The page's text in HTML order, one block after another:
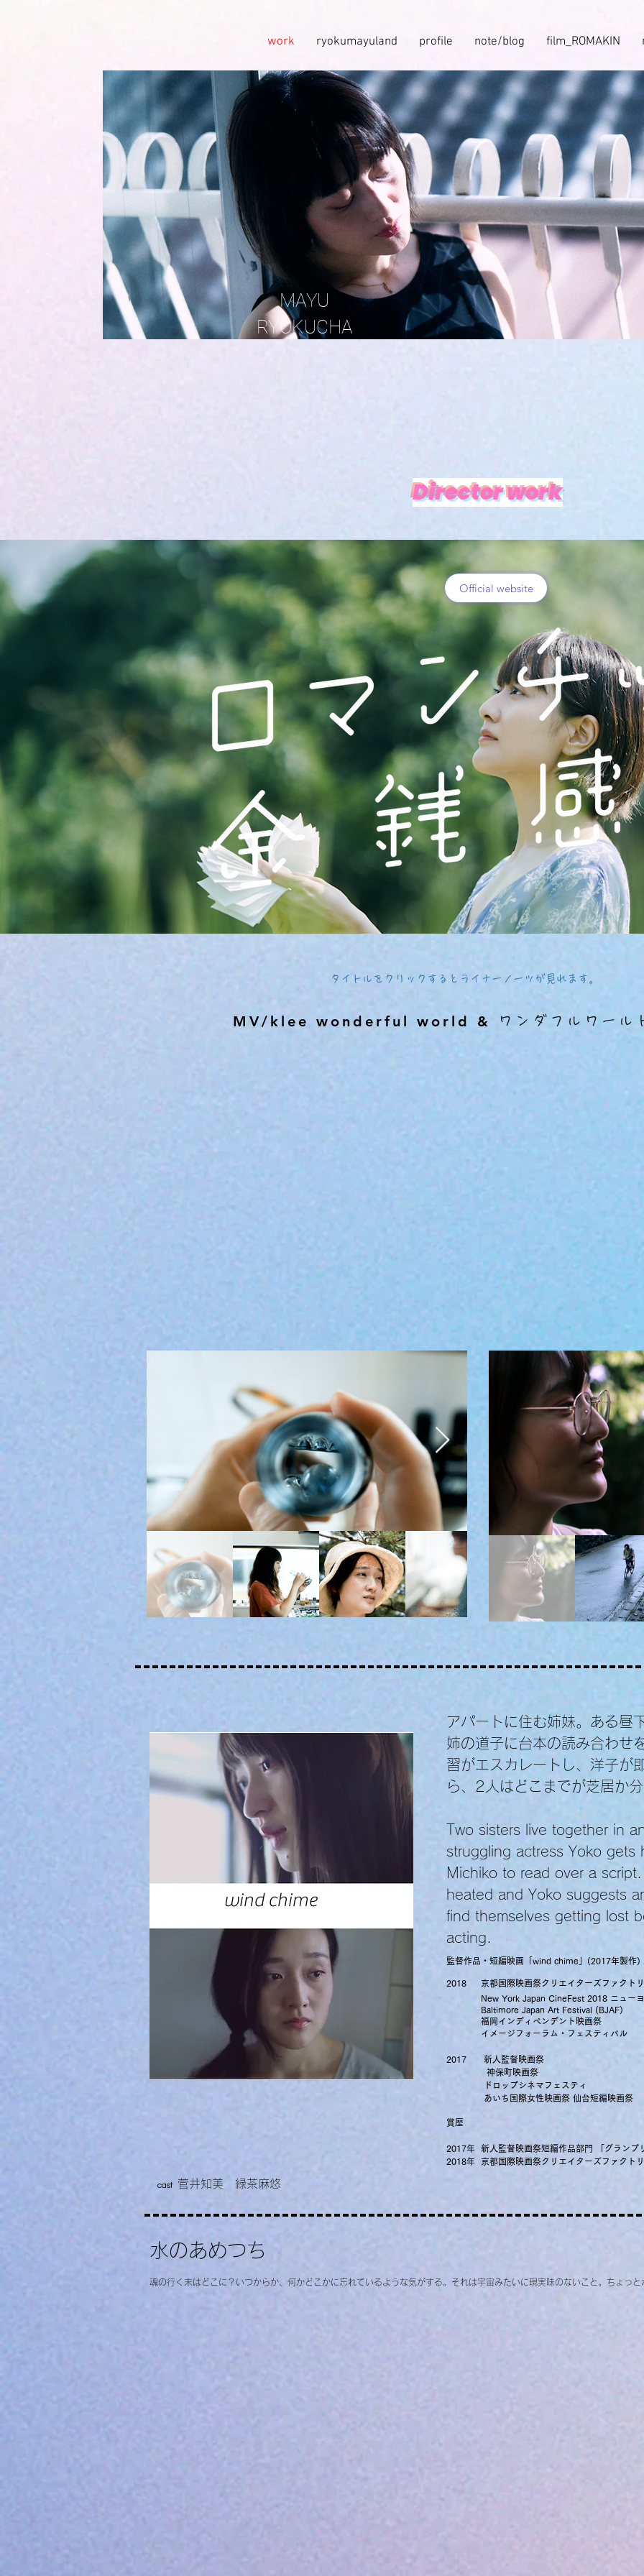
work ryokumayuland profile note/blog film_ROMAKIN
MAYU
​RYOKUCHA
Director work
Official website
タイトルをクリックするとライナーノーツが見れます。
​MV/klee wonderful world & ワンダフルワール
wind chime
アパートに住む姉妹。ある昼
姉の道子に台本の読み合わせ
習がエスカレートし、洋子が
ら、2人はどこまでが芝居か
Two sisters live together in
struggling actress Yoko gets
Michiko to read over a
heated and Yoko suggests
find themselves getting lost
acting.
監督作品・短編映画「wind chime」(2017年製作)
2018 京都国際映画祭クリエイターズファクト
New York Japan CineFest 2018 ニュー
Baltimore Japan Art Festival (BJAF)
福岡インディペンデント映画祭
イメージフォーラム・フェスティバル
2017 新人監督映画祭
神保町映画祭
ドロップシネマフェスティ
あいち国際女性映画祭 仙台短編映画祭
賞歴
2017年 新人監督映画祭短編作品部門 「グランプ
2018年 京都国際映画祭クリエイターズファクト
cast 菅井知美 緑茶麻悠
​水のあめつち
魂の行く末はどこに？いつからか、何かどこかに忘れているような気がする。それは宇宙みたいに現実味のないこと。ちょっ